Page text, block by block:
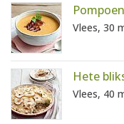
Vlees, 30
Hete
Vlees, 40